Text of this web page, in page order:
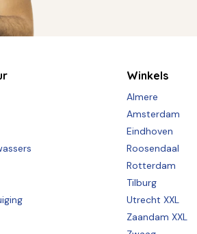
Winkels
Almere
Amsterdam
Eindhoven
Roosendaal
Rotterdam
Tilburg
Utrecht XXL
Zaandam XXL